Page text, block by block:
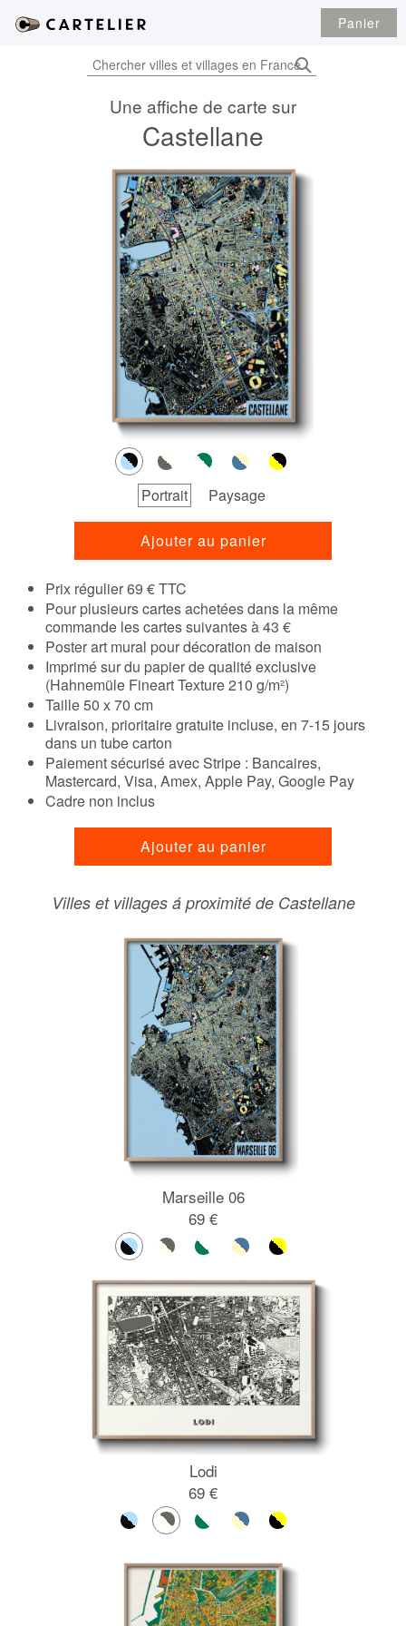
Panier
Une affiche de carte sur
Castellane
Ajouter au panier
Prix régulier 69 € TTC
Pour plusieurs cartes achetées dans la même
commande les cartes suivantes à 43 €
Poster art mural pour décoration de maison
Imprimé sur du papier de qualité exclusive
(Hahnemüle Fineart Texture 210 g/m²)
Taille 50 x 70 cm
Livraison, prioritaire gratuite incluse, en 7-15 jours
dans un tube carton
Paiement sécurisé avec Stripe : Bancaires,
Mastercard, Visa, Amex, Apple Pay, Google Pay
Cadre non inclus
Ajouter au panier
Portrait Paysage
Villes et villages á proximité de Castellane
Marseille 06
69 €
Lodi
69 €